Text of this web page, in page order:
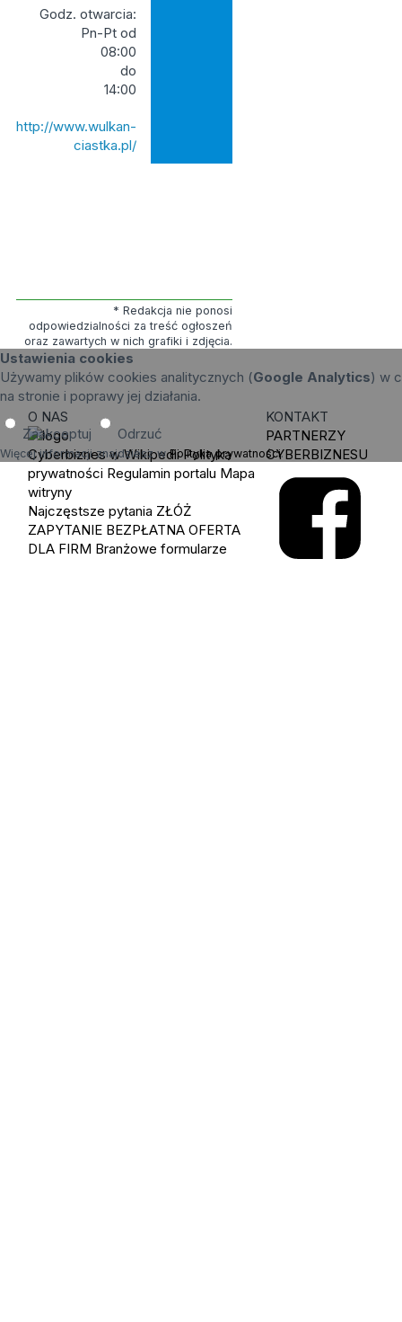
Godz. otwarcia:
Pn-Pt od
08:00
do
14:00
http://www.wulkan-
ciastka.pl/
* Redakcja nie ponosi
odpowiedzialności za treść ogłoszeń
oraz zawartych w nich grafiki i zdjęcia.
Ustawienia cookies
Używamy plików cookies analitycznych (Google Analytics) w
na stronie i poprawy jej działania.
Zaakceptuj Odrzuć
Więcej informacji znajdziesz wPolityka prywatności.
O NAS
Cyberbiznes w Wikipedii Polityka
prywatności Regulamin portalu Mapa
witryny
Najczęstsze pytania ZŁÓŻ
ZAPYTANIE BEZPŁATNA OFERTA
DLA FIRM Branżowe formularze
KONTAKT
PARTNERZY
CYBERBIZNESU